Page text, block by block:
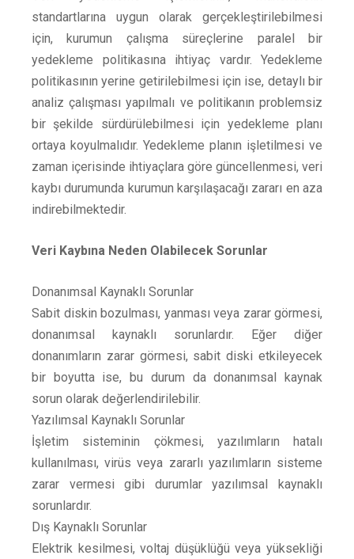
standartlarına uygun olarak gerçekleştirilebilmesi
için, kurumun çalışma süreçlerine paralel bir
yedekleme politikasına ihtiyaç vardır. Yedekleme
politikasının yerine getirilebilmesi için ise, detaylı bir
analiz çalışması yapılmalı ve politikanın problemsiz
bir şekilde sürdürülebilmesi için yedekleme planı
ortaya koyulmalıdır. Yedekleme planın işletilmesi ve
zaman içerisinde ihtiyaçlara göre güncellenmesi, veri
kaybı durumunda kurumun karşılaşacağı zararı en aza
indirebilmektedir.
Veri Kaybına Neden Olabilecek Sorunlar
Donanımsal Kaynaklı Sorunlar
Sabit diskin bozulması, yanması veya zarar görmesi,
donanımsal kaynaklı sorunlardır. Eğer diğer
donanımların zarar görmesi, sabit diski etkileyecek
bir boyutta ise, bu durum da donanımsal kaynak
sorun olarak değerlendirilebilir.
Yazılımsal Kaynaklı Sorunlar
İşletim sisteminin çökmesi, yazılımların hatalı
kullanılması, virüs veya zararlı yazılımların sisteme
zarar vermesi gibi durumlar yazılımsal kaynaklı
sorunlardır.
Dış Kaynaklı Sorunlar
Elektrik kesilmesi, voltaj düşüklüğü veya yüksekliği